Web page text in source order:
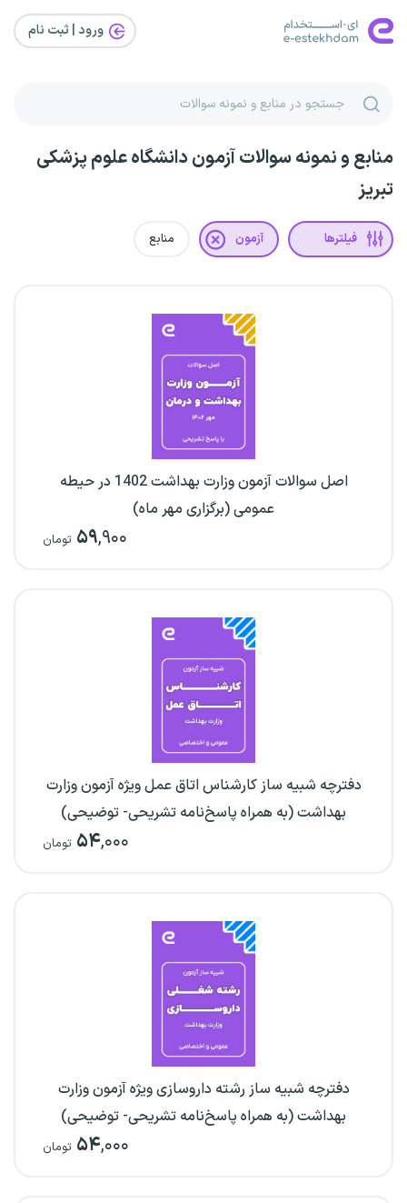
ورود | ثبت‌ نام
منابع و نمونه سوالات آزمون دانشگاه علوم پزشکی
تبریز
فیلترها آزمون منابع
اصل سوالات آزمون وزارت بهداشت 1402 در حیطه
عمومی (برگزاری مهر ماه)
۵۹,۹۰۰ تومان
دفترچه شبیه ساز کارشناس اتاق عمل ویژه آزمون وزارت
بهداشت (به همراه پاسخ‌نامه تشریحی- توضیحی)
۵۴,۰۰۰ تومان
دفترچه شبیه ساز رشته داروسازی ویژه آزمون وزارت
بهداشت (به همراه پاسخ‌نامه تشریحی- توضیحی)
۵۴,۰۰۰ تومان